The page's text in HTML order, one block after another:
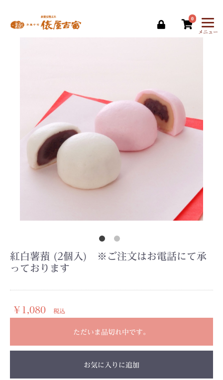
0
メニュー
紅白薯蕷 (2個入) ※ご注文はお電話にて承
っております
￥1,080 税込
ただいま品切れ中です。
お気に入りに追加